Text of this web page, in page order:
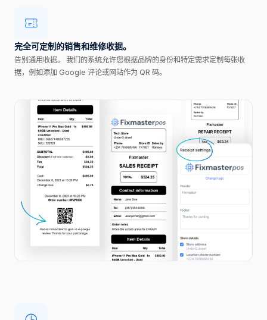
完全可定制的销售和维修收据。
告别通用收据。 我们的系统允许您根据品牌的身份和特定需求定制每张收
据，例如添加 Google 评论或网站作为 QR 码。